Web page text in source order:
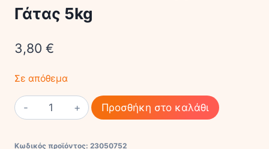
Γάτας 5kg
3,80 €
Σε απόθεμα
Cat
Leader
Προσθήκη στο καλάθι
Κωδικός προϊόντος: 23050752